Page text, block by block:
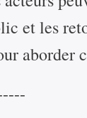
et les
aborder